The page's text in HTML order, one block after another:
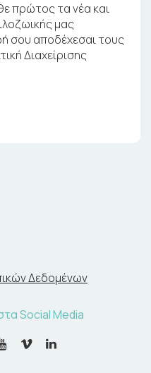
πρώτος τα νέα και
μας
σου αποδέχεσαι τους
Διαχείρισης
Δεδομένων
Social Media